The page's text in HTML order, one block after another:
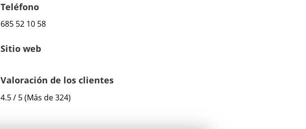
Teléfono
685 52 10 58
Sitio web
Valoración de los clientes
4.5 / 5 (Más de 324)